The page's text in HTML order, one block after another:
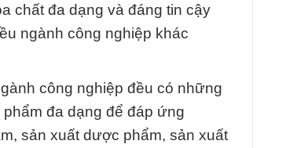
chất đa dạng và đáng tin cậy
ngành công nghiệp khác
công nghiệp đều có những
đa dạng để đáp ứng
sản xuất dược phẩm, sản xuất